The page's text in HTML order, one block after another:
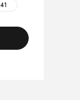
41